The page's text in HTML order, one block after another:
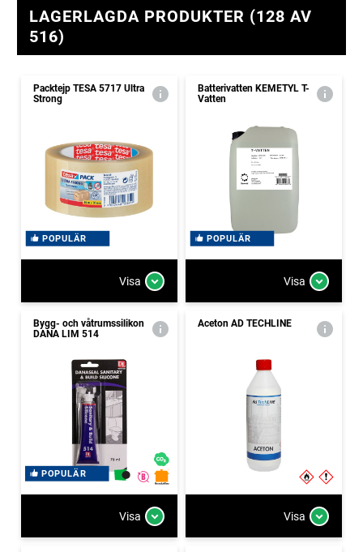
LAGERLAGDA PRODUKTER (128 AV
516)
Packtejp TESA 5717 Ultra
Strong
POPULÄR
Visa
Batterivatten KEMETYL T-
Vatten
POPULÄR
Visa
Bygg- och våtrumssilikon
DANA LIM 514
POPULÄR
Visa
Aceton AD TECHLINE
Visa